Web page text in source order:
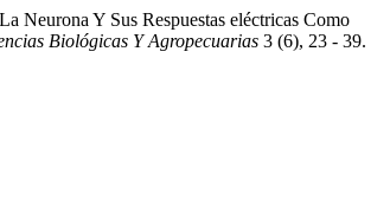
Neurona Y Sus Respuestas eléctricas Como
Biológicas Y Agropecuarias 3 (6), 23 - 39.